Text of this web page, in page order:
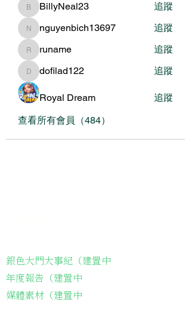
BillyNeal23
BillyNeal23 追蹤
nguyenbich13697
nguyenbich13697 追蹤
runameruname 追蹤
dofilad122
dofilad122 追蹤
Royal Dream
追蹤
查看所有會員（484）
銀色大門大事紀（建置中
年度報告（建置中
媒體素材（建置中